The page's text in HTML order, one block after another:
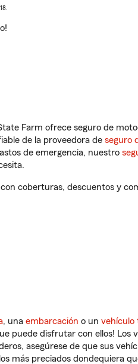
Farm ofrece seguro de
de la proveedora de seguro
de emergencia, nuestro
coberturas, descuentos y
, una embarcación o un vehículo
puede disfrutar con ellos! Los
asegúrese de que sus
más preciados dondequiera